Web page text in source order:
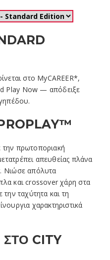
στο MyCAREER*,
Play Now — απόδειξε
πρωτοποριακή
απευθείας πλάνα
Νιώσε απόλυτα
και crossover χάρη στα
ταχύτητα και τη
χαρακτηριστικά
CITY